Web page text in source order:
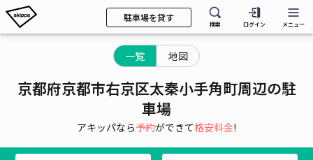
駐車場を貸す
検索 ログイン メニュー
一覧 地図
京都府京都市右京区太秦小手角町周辺の駐
車場
アキッパなら予約ができて格安料金!